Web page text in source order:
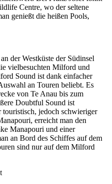
Centre, wo der seltene
genießt die heißen Pools,
der Westküste der Südinsel
vielbesuchten Milford und
Sound ist dank einfacher
an Touren beliebt. Es
von Te Anau bis zum
Doubtful Sound ist
jedoch schwieriger
erreicht man den
Manapouri und einer
an Bord des Schiffes auf dem
sind nur auf dem Milford